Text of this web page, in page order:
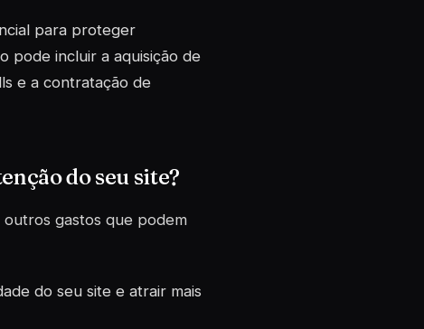
para proteger
pode incluir a aquisição de
e a contratação de
do seu site?
gastos que podem
do seu site e atrair mais